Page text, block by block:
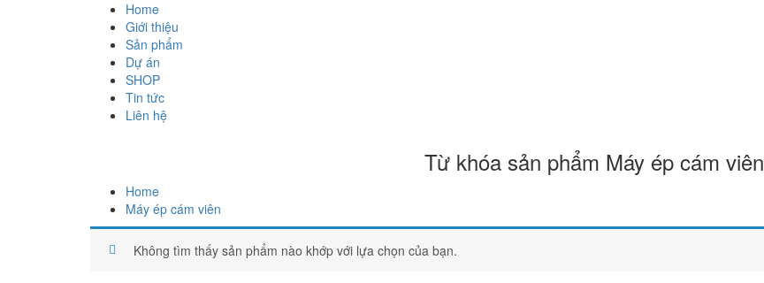
Home
Giới thiệu
Sản phẩm
Dự án
SHOP
Tin tức
Liên hệ
Từ khóa sản phẩm Máy ép cám viên
Home
Máy ép cám viên
Không tìm thấy sản phẩm nào khớp với lựa chọn của bạn.